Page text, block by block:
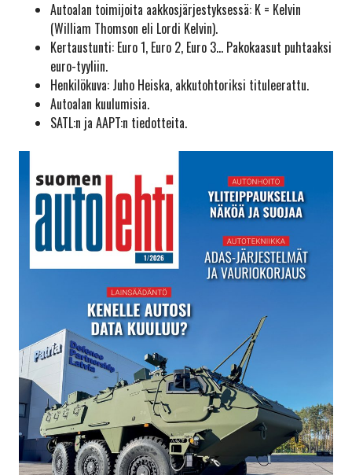
Autoalan toimijoita aakkosjärjestyksessä: K = Kelvin
(William Thomson eli Lordi Kelvin).
Kertaustunti: Euro 1, Euro 2, Euro 3… Pakokaasut puhtaaksi
euro-tyyliin.
Henkilökuva: Juho Heiska, akkutohtoriksi tituleerattu.
Autoalan kuulumisia.
SATL:n ja AAPT:n tiedotteita.